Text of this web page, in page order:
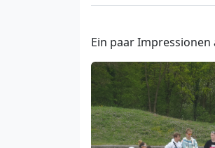
Ein paar Impressionen